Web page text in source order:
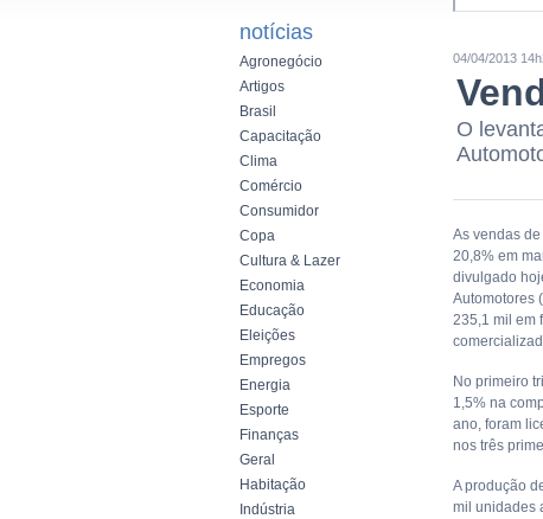
notícias
Agronegócio
Artigos
Brasil
Capacitação
Clima
Comércio
Consumidor
Copa
Cultura & Lazer
Economia
Educação
Eleições
Empregos
Energia
Esporte
Finanças
Geral
Habitação
Indústria
04/04/2013
O
As vendas
20,8% em
divulgado
Automotores
235,1 mil em
No primeiro
1,5% na
ano, foram
nos três
A produção
mil unidades